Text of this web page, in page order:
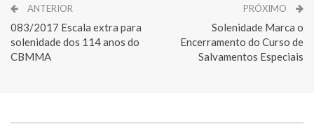
ANTERIOR
083/2017 Escala extra para
solenidade dos 114 anos do
CBMMA
PRÓXIMO
Solenidade Marca o
Encerramento do Curso de
Salvamentos Especiais